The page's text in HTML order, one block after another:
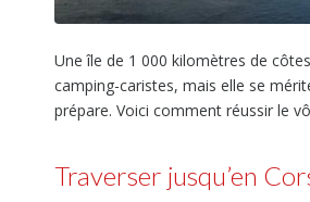
Une île de 1 000 kilomètres de
camping-caristes, mais elle se
prépare. Voici comment réussir le
Traverser jusqu’en